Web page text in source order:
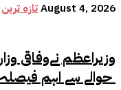
تازہ ترینAugust 4, 2026
وزیراعظم نےوفاقی
حوالے سے اہم فیصلہ کر لیا